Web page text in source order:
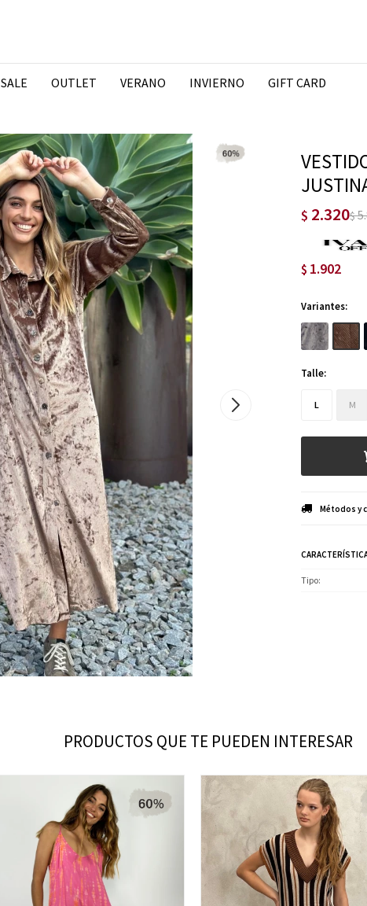
SALE OUTLET VERANO INVIERNO GIFT CARD
$ 2.320$
$ 1.902
Variantes:
Talle:
L M
Métodos y
Tipo
PRODUCTOS QUE TE PUEDEN INTERESAR